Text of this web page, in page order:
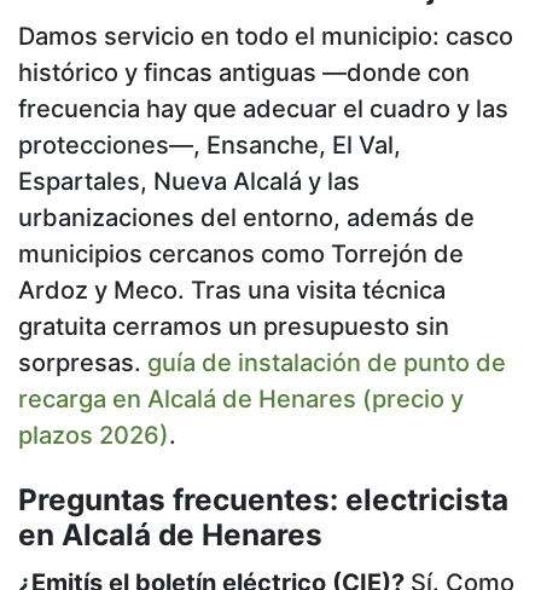
Damos servicio en todo el municipio: casco
histórico y fincas antiguas —donde con
frecuencia hay que adecuar el cuadro y las
protecciones—, Ensanche, El Val,
Espartales, Nueva Alcalá y las
urbanizaciones del entorno, además de
municipios cercanos como Torrejón de
Ardoz y Meco. Tras una visita técnica
gratuita cerramos un presupuesto sin
sorpresas. guía de instalación de punto de
recarga en Alcalá de Henares (precio y
plazos 2026).
Preguntas frecuentes: electricista
en Alcalá de Henares
¿Emitís el boletín eléctrico (CIE)? Sí. Como